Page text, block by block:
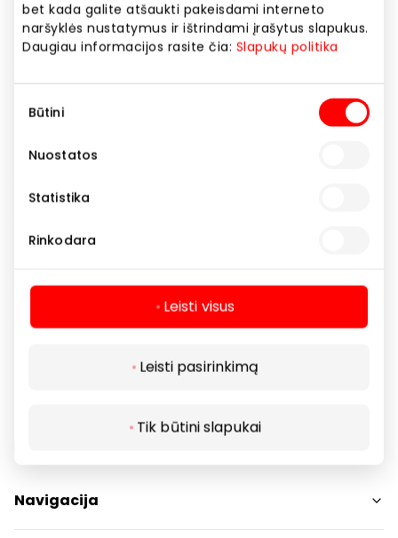
bet kada galite atšaukti pakeisdami interneto
naršyklės nustatymus ir ištrindami įrašytus slapukus.
Daugiau informacijos rasite čia: Slapukų politika
pasirinkimas
Būtini
Nuostatos
Statistika
Rinkodara
Leisti visus
Leisti pasirinkimą
Tik būtini slapukai
tinklai įsikūrę visuose didžiuosiuose miestuose
Lietuvoje bei Latvijoje.
Parduotuvėse galima išsirinkti batų ypatingoms
prekės ženklų, tokių kaip: ESTE, LIU JO, The Seller,
Tommy Hilfiger, UGG ir kitus. Tai – mada, stilius,
Avalynė ir galanterija
Navigacija